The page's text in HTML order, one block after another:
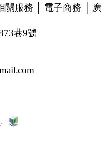
關服務 │ 電子商務 │ 廣
巷9號